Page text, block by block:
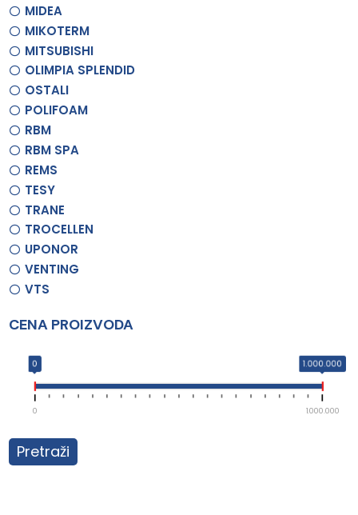
MIDEA
MIKOTERM
MITSUBISHI
OLIMPIA SPLENDID
OSTALI
POLIFOAM
RBM
RBM SPA
REMS
TESY
TRANE
TROCELLEN
UPONOR
VENTING
VTS
CENA PROIZVODA
0 1.000.000
0 1.000.000
Pretraži